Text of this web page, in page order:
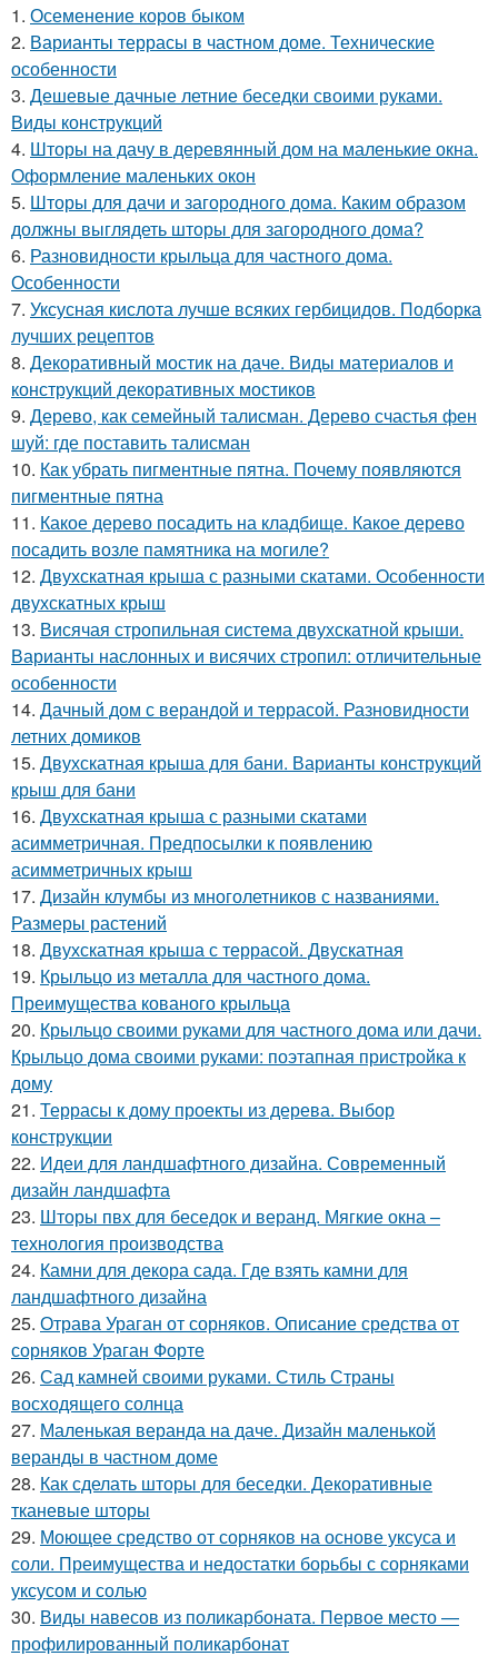
1. Осеменение коров быком
2. Варианты террасы в частном доме. Технические
особенности
3. Дешевые дачные летние беседки своими руками.
Виды конструкций
4. Шторы на дачу в деревянный дом на маленькие окна.
Оформление маленьких окон
5. Шторы для дачи и загородного дома. Каким образом
должны выглядеть шторы для загородного дома?
6. Разновидности крыльца для частного дома.
Особенности
7. Уксусная кислота лучше всяких гербицидов. Подборка
лучших рецептов
8. Декоративный мостик на даче. Виды материалов и
конструкций декоративных мостиков
9. Дерево, как семейный талисман. Дерево счастья фен
шуй: где поставить талисман
10. Как убрать пигментные пятна. Почему появляются
пигментные пятна
11. Какое дерево посадить на кладбище. Какое дерево
посадить возле памятника на могиле?
12. Двухскатная крыша с разными скатами. Особенности
двухскатных крыш
13. Висячая стропильная система двухскатной крыши.
Варианты наслонных и висячих стропил: отличительные
особенности
14. Дачный дом с верандой и террасой. Разновидности
летних домиков
15. Двухскатная крыша для бани. Варианты конструкций
крыш для бани
16. Двухскатная крыша с разными скатами
асимметричная. Предпосылки к появлению
асимметричных крыш
17. Дизайн клумбы из многолетников с названиями.
Размеры растений
18. Двухскатная крыша с террасой. Двускатная
19. Крыльцо из металла для частного дома.
Преимущества кованого крыльца
20. Крыльцо своими руками для частного дома или дачи.
Крыльцо дома своими руками: поэтапная пристройка к
дому
21. Террасы к дому проекты из дерева. Выбор
конструкции
22. Идеи для ландшафтного дизайна. Современный
дизайн ландшафта
23. Шторы пвх для беседок и веранд. Мягкие окна –
технология производства
24. Камни для декора сада. Где взять камни для
ландшафтного дизайна
25. Отрава Ураган от сорняков. Описание средства от
сорняков Ураган Форте
26. Сад камней своими руками. Стиль Страны
восходящего солнца
27. Маленькая веранда на даче. Дизайн маленькой
веранды в частном доме
28. Как сделать шторы для беседки. Декоративные
тканевые шторы
29. Моющее средство от сорняков на основе уксуса и
соли. Преимущества и недостатки борьбы с сорняками
уксусом и солью
30. Виды навесов из поликарбоната. Первое место —
профилированный поликарбонат